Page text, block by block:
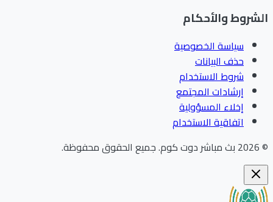
والأحكام
سياسة الخصوصية
حذف البيانات
شروط الاستخدام
إرشادات المجتمع
إخلاء المسؤولية
اتفاقية الاستخدام
بث مباشر دوت كوم.جميع الحقوق محفوظة.